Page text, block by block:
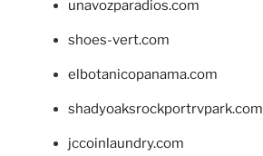
unavozparadios.com
shoes-vert.com
elbotanicopanama.com
shadyoaksrockportrvpark.com
jccoinlaundry.com